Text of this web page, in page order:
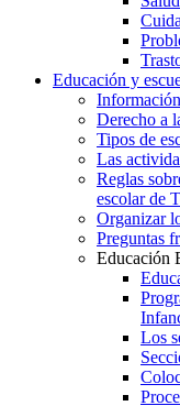
Educación y
Derecho a
Tipos de
Las
Reglas
escolar de
Organizar
Preguntas
Educación
Los